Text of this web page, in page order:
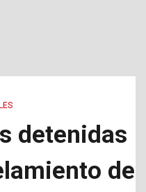
detenidas
de